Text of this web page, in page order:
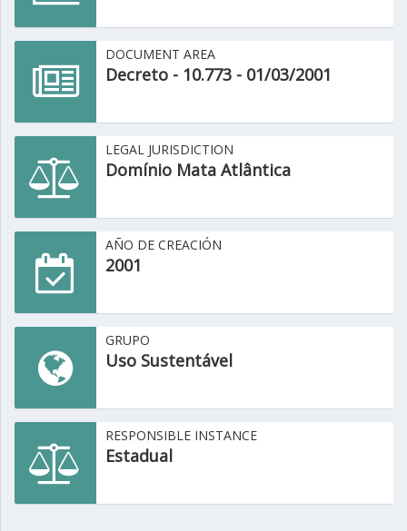
DOCUMENT AREA
Decreto - 10.773 - 01/03/2001
LEGAL JURISDICTION
Domínio Mata Atlântica
AÑO DE CREACIÓN
2001
GRUPO
Uso Sustentável
RESPONSIBLE INSTANCE
Estadual